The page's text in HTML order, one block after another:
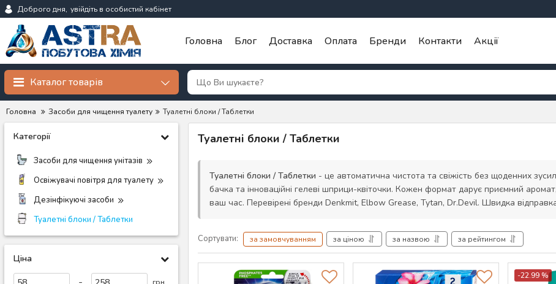
Доброго дня, увійдіть в особистий кабінет
Головна Блог Доставка Оплата Бренди Контакти Акції
Каталог товарів
Головна Засоби для чищення туалету Туалетні блоки / Таблетки
Категорії
Засоби для чищення унітазів
Освіжувачі повітря для туалету
Дезінфікуючі засоби
Туалетні блоки / Таблетки
Ціна
грн
Туалетні блоки / Таблетки
Туалетні блоки / Таблетки - це автоматична чистота та свіжість без щоденних
бачка та інноваційні гелеві шприци-квіточки. Кожен формат дарує приємний
ваш час. Перевірені бренди Denkmit, Elbow Grease, Tytan, Dr.Devil. Швидка відправка
Сортувати: за замовчуванням за ціною за назвою за рейтингом
-22.99 %